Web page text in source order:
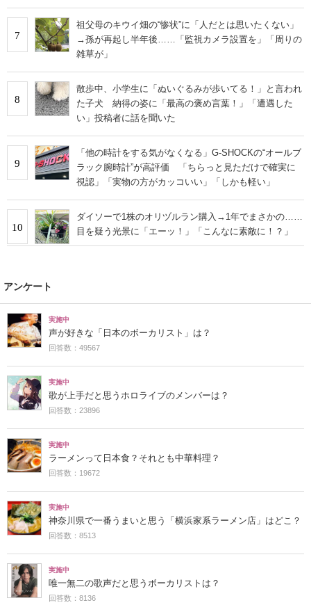
7
祖父母のキウイ畑の“惨状”に「人だとは思いたくない」
→孫が再起し半年後……「監視カメラ設置を」「周りの
雑草が」
8
散歩中、小学生に「ぬいぐるみが歩いてる！」と言われ
た子犬 納得の姿に「最高の褒め言葉！」「遭遇した
い」投稿者に話を聞いた
9
「他の時計をする気がなくなる」G-SHOCKの“オールブ
ラック腕時計”が高評価 「ちらっと見ただけで確実に
視認」「実物の方がカッコいい」「しかも軽い」
10
ダイソーで1株のオリヅルラン購入→1年でまさかの……
目を疑う光景に「エーッ！」「こんなに素敵に！？」
アンケート
実施中
声が好きな「日本のボーカリスト」は？
回答数：49567
実施中
歌が上手だと思うホロライブのメンバーは？
回答数：23896
実施中
ラーメンって日本食？それとも中華料理？
回答数：19672
実施中
神奈川県で一番うまいと思う「横浜家系ラーメン店」はどこ？
回答数：8513
実施中
唯一無二の歌声だと思うボーカリストは？
回答数：8136